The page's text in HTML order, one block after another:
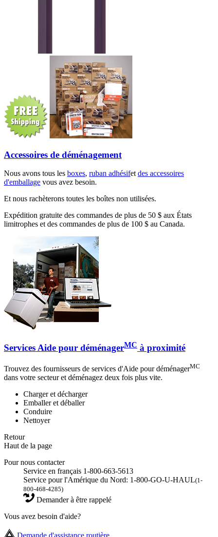
Accessoires de déménagement
Nous avons tous les boxes, ruban adhésifetdes accessoires
d'emballage vous avez besoin.
Et nous rachèterons toutes les boîtes non utilisées.
Expédition gratuite des commandes de plus de 50 $ aux États
limitrophes et des commandes de plus de 100 $ au Canada.
Services Aide pour déménagerMC à proximité
Trouvez des fournisseurs de services d'Aide pour déménagerMC
dans votre secteur et déménagez deux fois plus vite.
Charger et décharger
Emballer et déballer
Conduire
Nettoyer
Retour
Haut de la page
Pour nous contacter
Service en français 1-800-663-5613
Service pour l'Amérique du Nord: 1-800-GO-U-HAUL(1-
800-468-4285)
Demander à être rappelé
Vous avez besoin d'aide?